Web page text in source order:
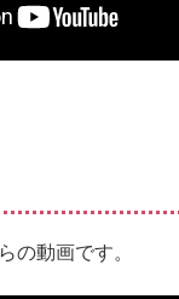
の動画です。